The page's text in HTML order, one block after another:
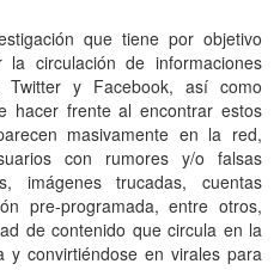
que tiene por objetivo
la circulación de informaciones
y Facebook, así como
hacer frente al encontrar estos
masivamente en la red,
con rumores y/o falsas
imágenes trucadas, cuentas
pre-programada, entre otros,
de contenido que circula en la
y convirtiéndose en virales para